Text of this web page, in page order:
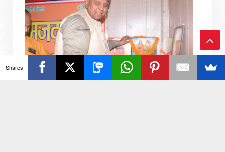
Ba
ck
Shares